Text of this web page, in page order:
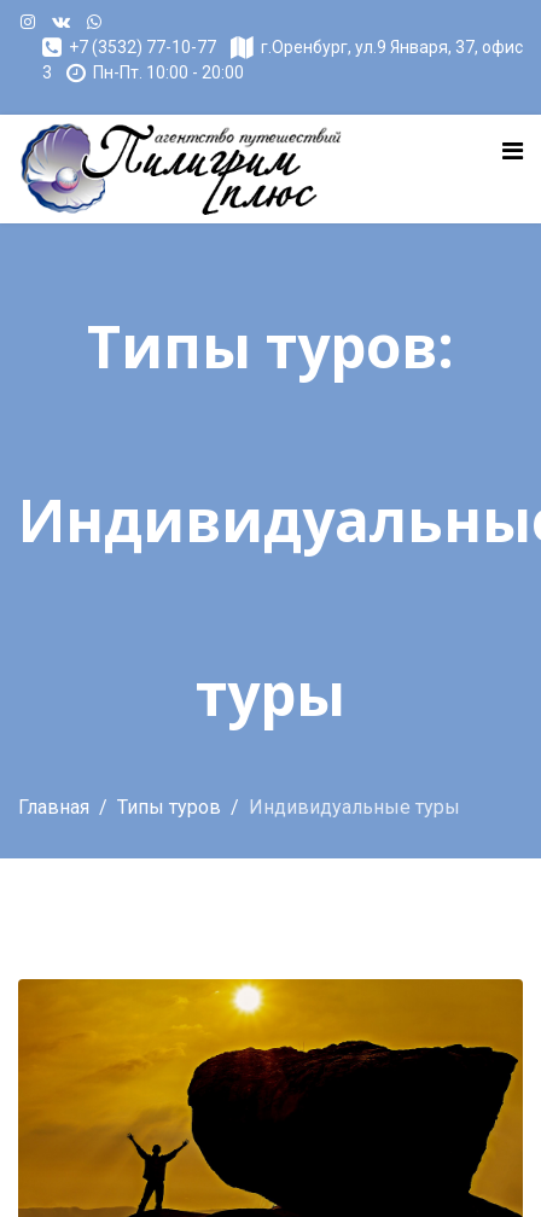
+7 (3532) 77-10-77
г.Оренбург, ул.9 Января, 37, офис
3
Пн-Пт. 10:00 - 20:00
Типы туров:
туры
Главная Типы туров Индивидуальные туры